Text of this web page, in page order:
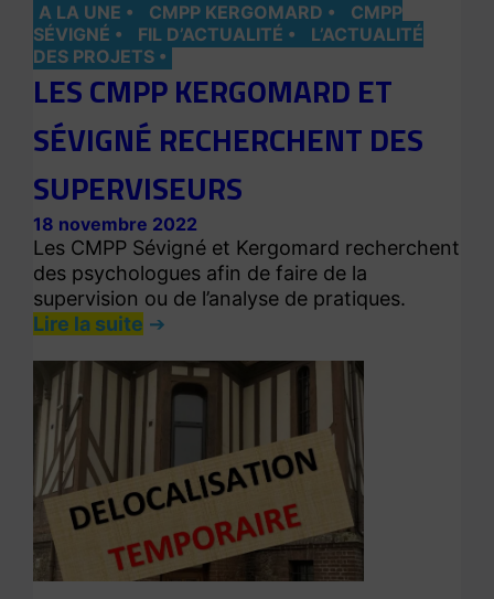
A LA UNE CMPP KERGOMARD
CMPP
SÉVIGNÉ
FIL D’ACTUALITÉ
L’ACTUALITÉ
DES PROJETS
LES CMPP KERGOMARD ET
SÉVIGNÉ RECHERCHENT DES
SUPERVISEURS
18 novembre 2022
Les CMPP Sévigné et Kergomard recherchent
des psychologues afin de faire de la
supervision ou de l’analyse de pratiques.
Lire la suite